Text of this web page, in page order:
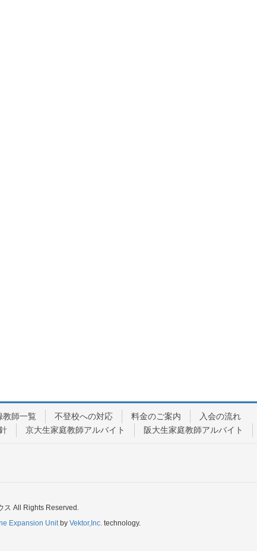
教師一覧 不登校への対応 料金のご案内
入会の流れ
京大生家庭教師アルバイト 阪大生家庭教師アルバイト
All Rights Reserved.
Expansion Unit by Vektor,Inc. technology.